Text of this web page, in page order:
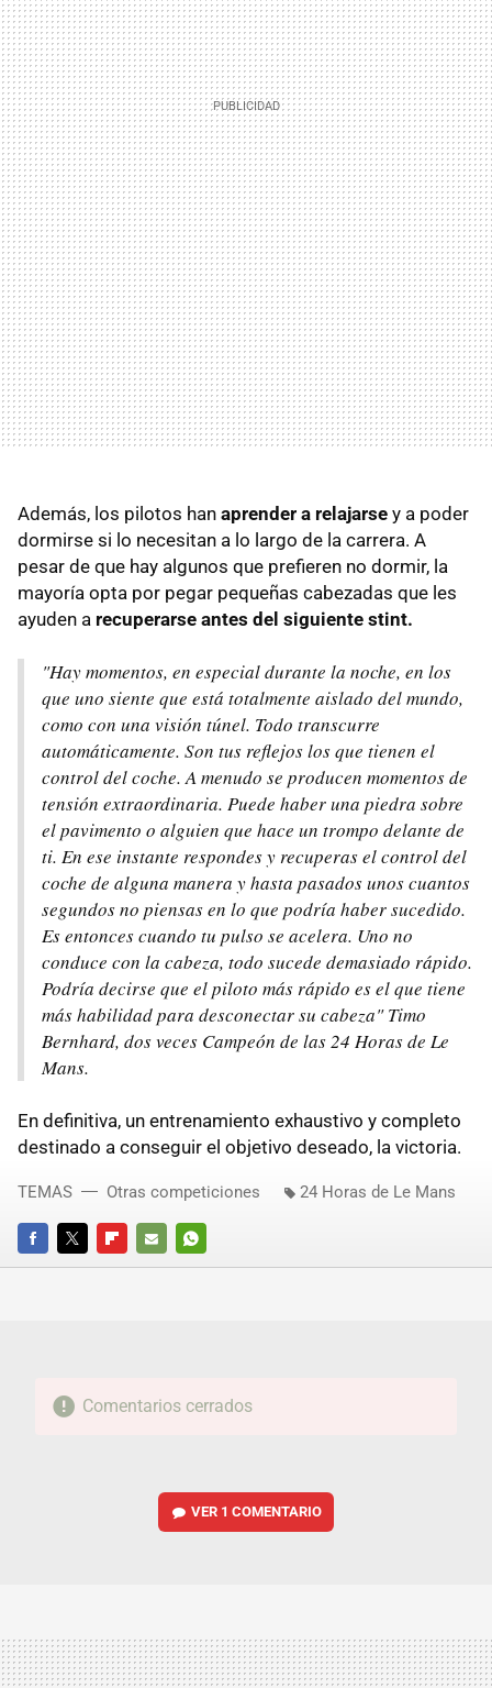
Además, los pilotos han aprender a relajarse y a poder
dormirse si lo necesitan a lo largo de la carrera. A
pesar de que hay algunos que prefieren no dormir, la
mayoría opta por pegar pequeñas cabezadas que les
ayuden a recuperarse antes del siguiente stint.
"Hay momentos, en especial durante la noche, en los
que uno siente que está totalmente aislado del mundo,
como con una visión túnel. Todo transcurre
automáticamente. Son tus reflejos los que tienen el
control del coche. A menudo se producen momentos de
tensión extraordinaria. Puede haber una piedra sobre
el pavimento o alguien que hace un trompo delante de
ti. En ese instante respondes y recuperas el control del
coche de alguna manera y hasta pasados unos cuantos
segundos no piensas en lo que podría haber sucedido.
Es entonces cuando tu pulso se acelera. Uno no
conduce con la cabeza, todo sucede demasiado rápido.
Podría decirse que el piloto más rápido es el que tiene
más habilidad para desconectar su cabeza" Timo
Bernhard, dos veces Campeón de las 24 Horas de Le
Mans.
En definitiva, un entrenamiento exhaustivo y completo
destinado a conseguir el objetivo deseado, la victoria.
FACEBOOKTWITTERFLIPBOARD
E-
WHATSAPP
TEMAS Otras competiciones 24 Horas de Le Mans
Comentarios cerrados
VER 1 COMENTARIO